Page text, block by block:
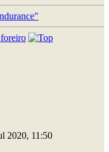
2020, 11:50